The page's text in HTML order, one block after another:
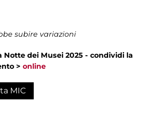
subire variazioni
Notte dei Musei 2025 - condividi la
> online
MIC